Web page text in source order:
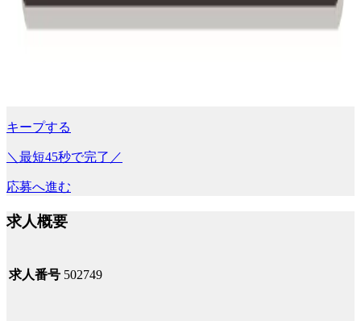
キープする
＼最短45秒で完了／
応募へ進む
求人概要
求人番号 502749